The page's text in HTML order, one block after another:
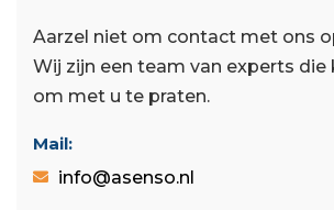
Aarzel niet om contact met ons
Wij zijn een team van experts die
om met u te praten.
Mail:
info@asenso.nl